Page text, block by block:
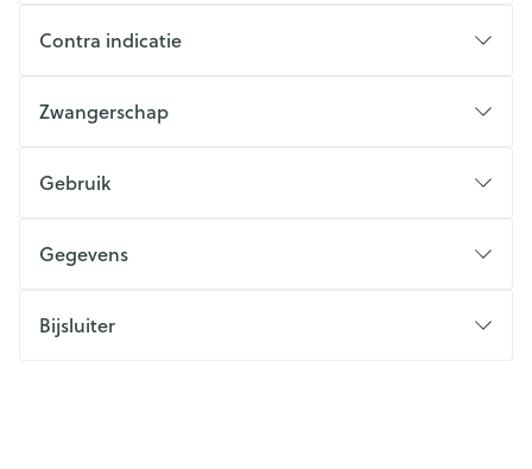
Contra indicatie
Zwangerschap
Gebruik
Gegevens
Bijsluiter